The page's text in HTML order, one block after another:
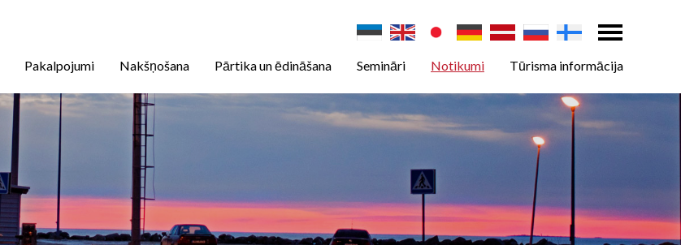
Pakalpojumi Nakšņošana Pārtika un ēdināšana Semināri Notikumi Tūrisma informācija